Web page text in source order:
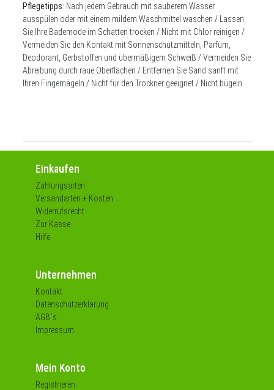
Pflegetipps: Nach jedem Gebrauch mit sauberem Wasser
ausspülen oder mit einem mildem Waschmittel waschen / Lassen
Sie Ihre Bademode im Schatten trocken / Nicht mit Chlor reinigen /
Vermeiden Sie den Kontakt mit Sonnenschutzmitteln, Parfüm,
Deodorant, Gerbstoffen und übermäßigem Schweiß / Vermeiden Sie
Abreibung durch raue Oberflächen / Entfernen Sie Sand sanft mit
Ihren Fingernägeln / Nicht für den Trockner geeignet / Nicht bügeln
Einkaufen
Zahlungsarten
Versandarten + Kosten
Widerrufsrecht
Zur Kasse
Hilfe
Unternehmen
Kontakt
Datenschutzerklärung
AGB´s
Impressum
Mein Konto
Registrieren